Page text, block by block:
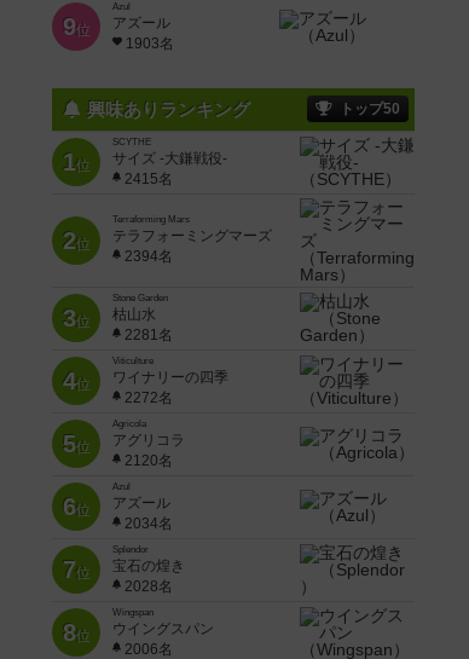
9位
Azul
アズール
1903名
興味ありランキング トップ50
1位
SCYTHE
サイズ -大鎌戦役-
2415名
2位
Terraforming Mars
テラフォーミングマーズ
2394名
3位
Stone Garden
枯山水
2281名
4位
Viticulture
ワイナリーの四季
2272名
5位
Agricola
アグリコラ
2120名
6位
Azul
アズール
2034名
7位
Splendor
宝石の煌き
2028名
8位
Wingspan
ウイングスパン
2006名